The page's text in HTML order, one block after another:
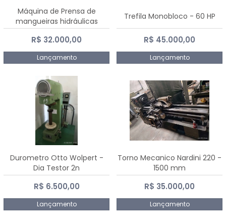
Máquina de Prensa de
mangueiras hidráulicas
PE50TF - 2017
R$ 32.000,00
Lançamento
Trefila Monobloco - 60 HP
R$ 45.000,00
Lançamento
Durometro Otto Wolpert -
Dia Testor 2n
R$ 6.500,00
Lançamento
Torno Mecanico Nardini 220 -
1500 mm
R$ 35.000,00
Lançamento